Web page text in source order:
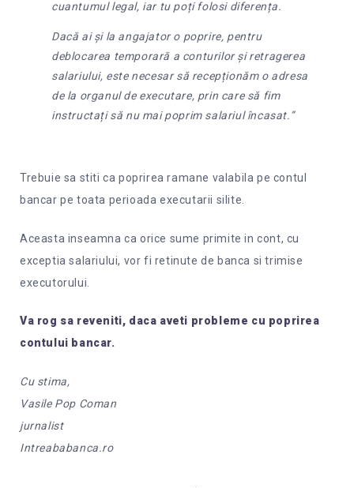
cuantumul legal, iar tu poți folosi diferența.
Dacă ai și la angajator o poprire, pentru
deblocarea temporară a conturilor și retragerea
salariului, este necesar să recepționăm o adresa
de la organul de executare, prin care să fim
instructați să nu mai poprim salariul încasat.”
Trebuie sa stiti ca poprirea ramane valabila pe contul
bancar pe toata perioada executarii silite.
Aceasta inseamna ca orice sume primite in cont, cu
exceptia salariului, vor fi retinute de banca si trimise
executorului.
Va rog sa reveniti, daca aveti probleme cu poprirea
contului bancar.
Cu stima,
Vasile Pop Coman
jurnalist
Intreababanca.ro